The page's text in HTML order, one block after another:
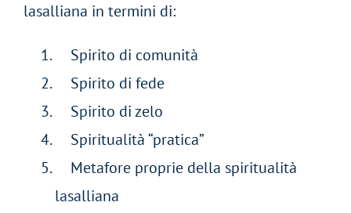
lasalliana in termini di:
Spirito di comunità
Spirito di fede
Spirito di zelo
Spiritualità “pratica”
Metafore proprie della spiritualità
lasalliana